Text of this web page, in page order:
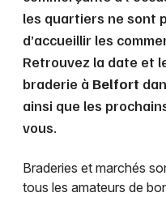
les quartiers ne sont
d’accueillir les
Retrouvez la date et
braderie à Belfort
ainsi que les
vous.
Braderies et marchés
tous les amateurs de